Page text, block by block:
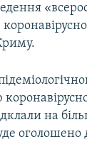
на
оголошено